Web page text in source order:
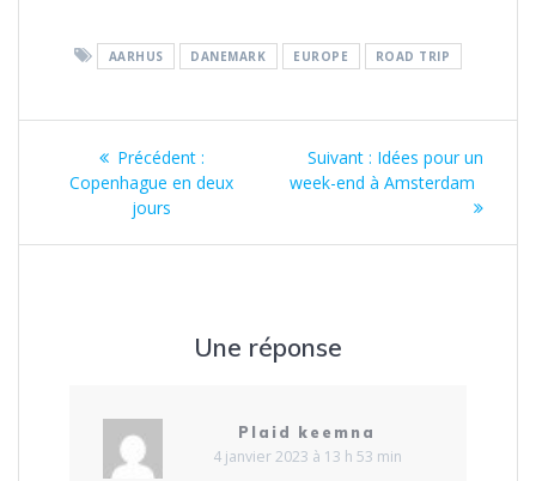
AARHUS DANEMARK EUROPE ROAD TRIP
Navigation
l’article
Précédent :Article
précédent
Copenhague en deux
jours
Suivant : Article
suivant
Idées pour un
week-end à Amsterdam
Une réponse
Plaid keemna
4 janvier 2023 à 13 h 53 min